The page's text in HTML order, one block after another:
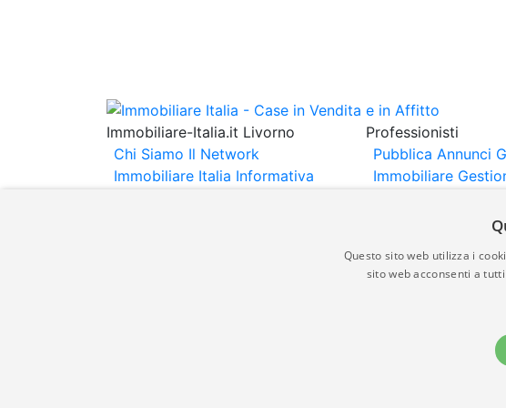
Immobiliare-Italia.it Livorno
Chi Siamo Il Network
Immobiliare Italia Informativa
Professionisti
Pubblica Annunci
Immobiliare
Gli annunci immobiliari presenti su immobiliare-italia.it
italia.it quindi non è responsabile della veridicità, della
Questo sito web utilizza i
sito web acconsenti a